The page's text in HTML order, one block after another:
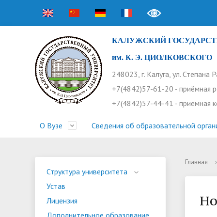
КАЛУЖСКИЙ
им. К. Э. ЦИОЛКОВСКОГО
248023, г. Калуга, ул. Степана
+7(4842)57-61-20 - приёмная
+7(4842)57-44-41 - приёмная
О Вузе
Устав
Профсоюз работников
Бассейн
Сведения об образовательной
Прием 2026. Ординатура
Оплата
Профком студентов
Конференции
Научные труды КГУ
Часто
Структура университета
Устав
Лицензия
Дополнительное образование
Главная ›